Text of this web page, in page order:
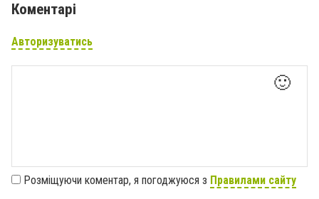
Коментарі
Авторизуватись
🙂
Розміщуючи коментар, я погоджуюся з Правилами сайту